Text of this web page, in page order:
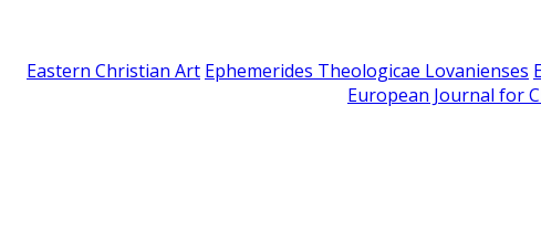
Eastern Christian Art Ephemerides Theologicae Lovanienses
European Journal for